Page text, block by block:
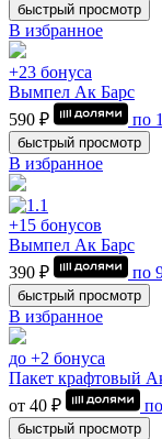
быстрый просмотр
В избранное
+23 бонуса
Вымпел Ак Барс
590 ₽
по
быстрый просмотр
В избранное
+15 бонусов
Вымпел Ак Барс
390 ₽
по
быстрый просмотр
В избранное
до +2 бонуса
Пакет крафтовый
от 40 ₽
по
быстрый просмотр